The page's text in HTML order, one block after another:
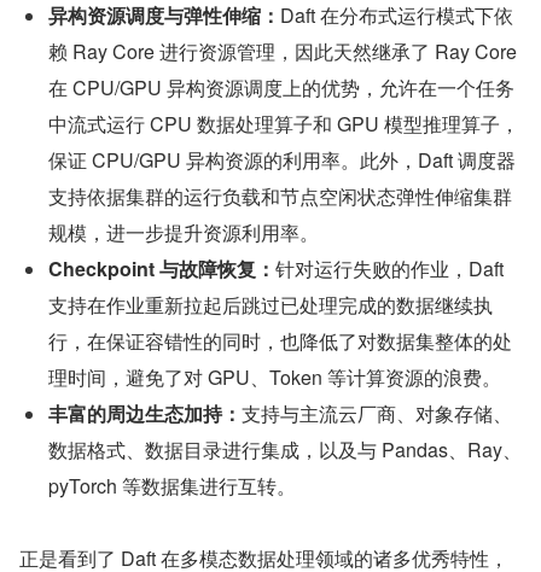
异构资源调度与弹性伸缩： Daft 在分布式运行模式下依
赖 Ray Core 进行资源管理，因此天然继承了 Ray Core
在 CPU/GPU 异构资源调度上的优势，允许在一个任务
中流式运行 CPU 数据处理算子和 GPU 模型推理算子，
保证 CPU/GPU 异构资源的利用率。此外，Daft 调度器
支持依据集群的运行负载和节点空闲状态弹性伸缩集群
规模，进一步提升资源利用率。
Checkpoint 与故障恢复： 针对运行失败的作业，Daft
支持在作业重新拉起后跳过已处理完成的数据继续执
行，在保证容错性的同时，也降低了对数据集整体的处
理时间，避免了对 GPU、Token 等计算资源的浪费。
丰富的周边生态加持： 支持与主流云厂商、对象存储、
数据格式、数据目录进行集成，以及与 Pandas、Ray、
pyTorch 等数据集进行互转。
正是看到了 Daft 在多模态数据处理领域的诸多优秀特性，